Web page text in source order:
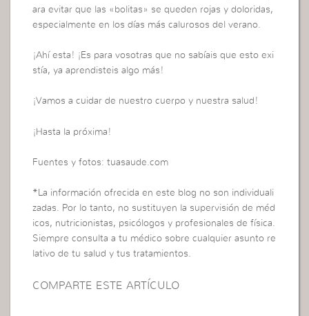
ara evitar que las «bolitas» se queden rojas y doloridas,
especialmente en los días más calurosos del verano.
¡Ahí esta! ¡Es para vosotras que no sabíais que esto exi
stía, ya aprendisteis algo más!
¡Vamos a cuidar de nuestro cuerpo y nuestra salud!
¡Hasta la próxima!
Fuentes y fotos: tuasaude.com
*La información ofrecida en este blog no son individuali
zadas. Por lo tanto, no sustituyen la supervisión de méd
icos, nutricionistas, psicólogos y profesionales de física.
Siempre consulta a tu médico sobre cualquier asunto re
lativo de tu salud y tus tratamientos.
COMPARTE ESTE ARTÍCULO